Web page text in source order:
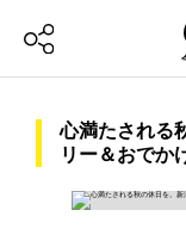
心満たされる
リー＆おでか